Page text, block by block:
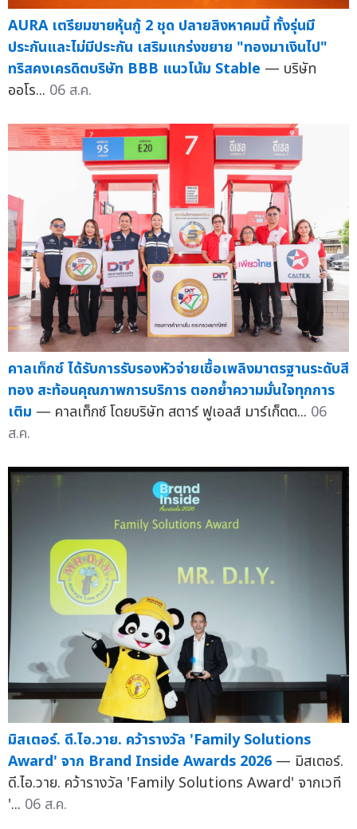
AURA เตรียมขายหุ้นกู้ 2 ชุด ปลายสิงหาคมนี้ ทั้งรุ่นมี
ประกันและไม่มีประกัน เสริมแกร่งขยาย "ทองมาเงินไป"
ทริสคงเครดิตบริษัท BBB แนวโน้ม Stable — บริษัท
ออโร... 06 ส.ค.
คาลเท็กซ์ ได้รับการรับรองหัวจ่ายเชื้อเพลิงมาตรฐานระดับสี
ทอง สะท้อนคุณภาพการบริการ ตอกย้ำความมั่นใจทุกการ
เติม — คาลเท็กซ์ โดยบริษัท สตาร์ ฟูเอลส์ มาร์เก็ตต... 06
ส.ค.
มิสเตอร์. ดี.ไอ.วาย. คว้ารางวัล 'Family Solutions
Award' จาก Brand Inside Awards 2026 — มิสเตอร์.
ดี.ไอ.วาย. คว้ารางวัล 'Family Solutions Award' จากเวที
'... 06 ส.ค.